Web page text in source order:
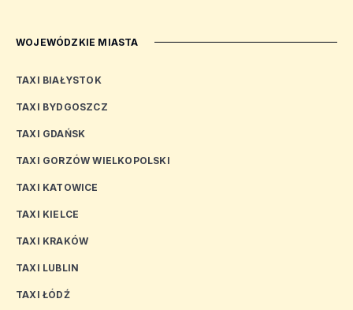
WOJEWÓDZKIE MIASTA
TAXI BIAŁYSTOK
TAXI BYDGOSZCZ
TAXI GDAŃSK
TAXI GORZÓW WIELKOPOLSKI
TAXI KATOWICE
TAXI KIELCE
TAXI KRAKÓW
TAXI LUBLIN
TAXI ŁÓDŹ